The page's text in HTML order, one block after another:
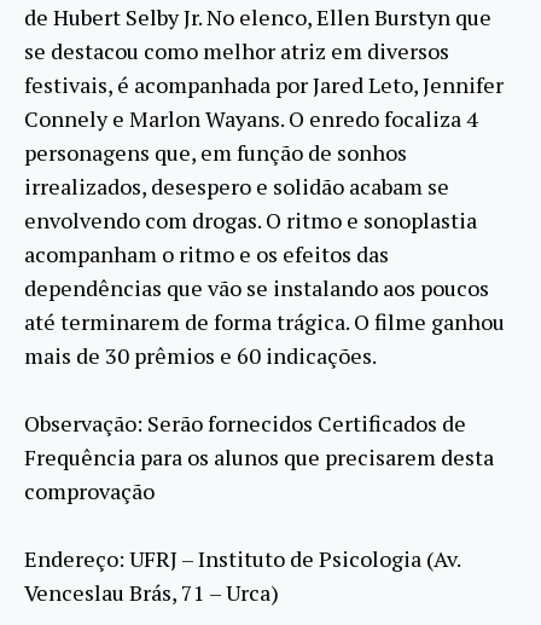
de Hubert Selby Jr. No elenco, Ellen Burstyn que
se destacou como melhor atriz em diversos
festivais, é acompanhada por Jared Leto, Jennifer
Connely e Marlon Wayans. O enredo focaliza 4
personagens que, em função de sonhos
irrealizados, desespero e solidão acabam se
envolvendo com drogas. O ritmo e sonoplastia
acompanham o ritmo e os efeitos das
dependências que vão se instalando aos poucos
até terminarem de forma trágica. O filme ganhou
mais de 30 prêmios e 60 indicações.
Observação: Serão fornecidos Certificados de
Frequência para os alunos que precisarem desta
comprovação
Endereço: UFRJ – Instituto de Psicologia (Av.
Venceslau Brás, 71 – Urca)